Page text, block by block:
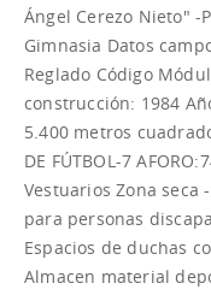
Ángel Cerezo Nieto" -
Gimnasia Datos
Reglado Código
construcción: 1984
5.400 metros
DE FÚTBOL-7
Vestuarios Zona seca
para personas
Espacios de duchas
Almacen material